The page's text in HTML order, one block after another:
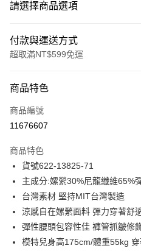
請選擇商品選項
付款與運送方式
超取滿NT$599免運
信用卡一次付款
信用卡分期付款
合作金庫商業銀行
華南商業銀行
上海商業儲蓄銀行
國泰世華商業銀行
臺灣中小企業銀行
匯豐（台灣）商業銀行
聯邦商業銀行
元大商業銀行
超商取貨付款
LINE Pay
Apple Pay
街口支付
商品特色
商品編號
11676607
商品特色
貨號622-13825-71
主成分:嫘縈30%尼龍纖維65%
台灣素材 堅持MIT台灣製造
涼感自在嫘縈面料 彈力穿著舒
彈性腰頭包容性佳 褲管抓皺修
模特兒身高175cm/體重55kg